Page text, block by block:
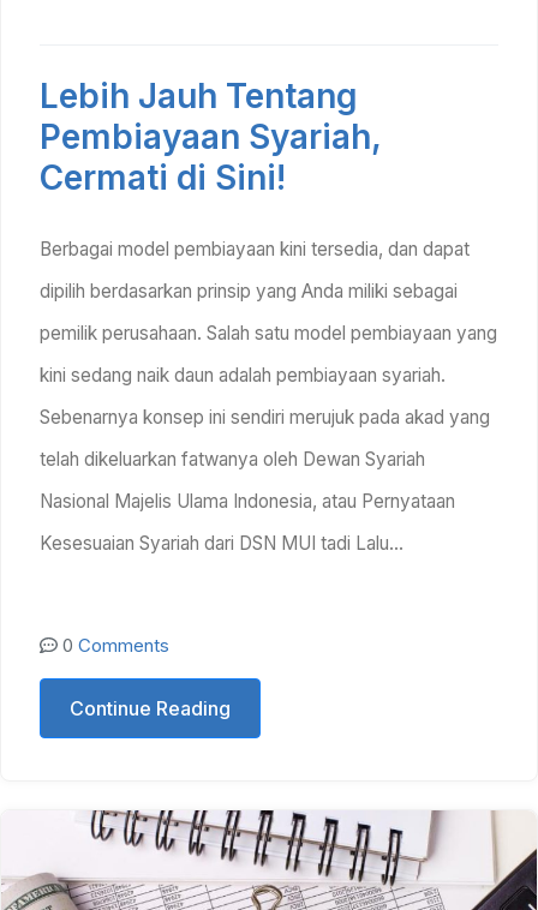
Lebih Jauh Tentang
Pembiayaan Syariah,
Cermati di Sini!
Berbagai model pembiayaan kini tersedia, dan dapat
dipilih berdasarkan prinsip yang Anda miliki sebagai
pemilik perusahaan. Salah satu model pembiayaan yang
kini sedang naik daun adalah pembiayaan syariah.
Sebenarnya konsep ini sendiri merujuk pada akad yang
telah dikeluarkan fatwanya oleh Dewan Syariah
Nasional Majelis Ulama Indonesia, atau Pernyataan
Kesesuaian Syariah dari DSN MUI tadi Lalu…
0 Comments
Continue Reading